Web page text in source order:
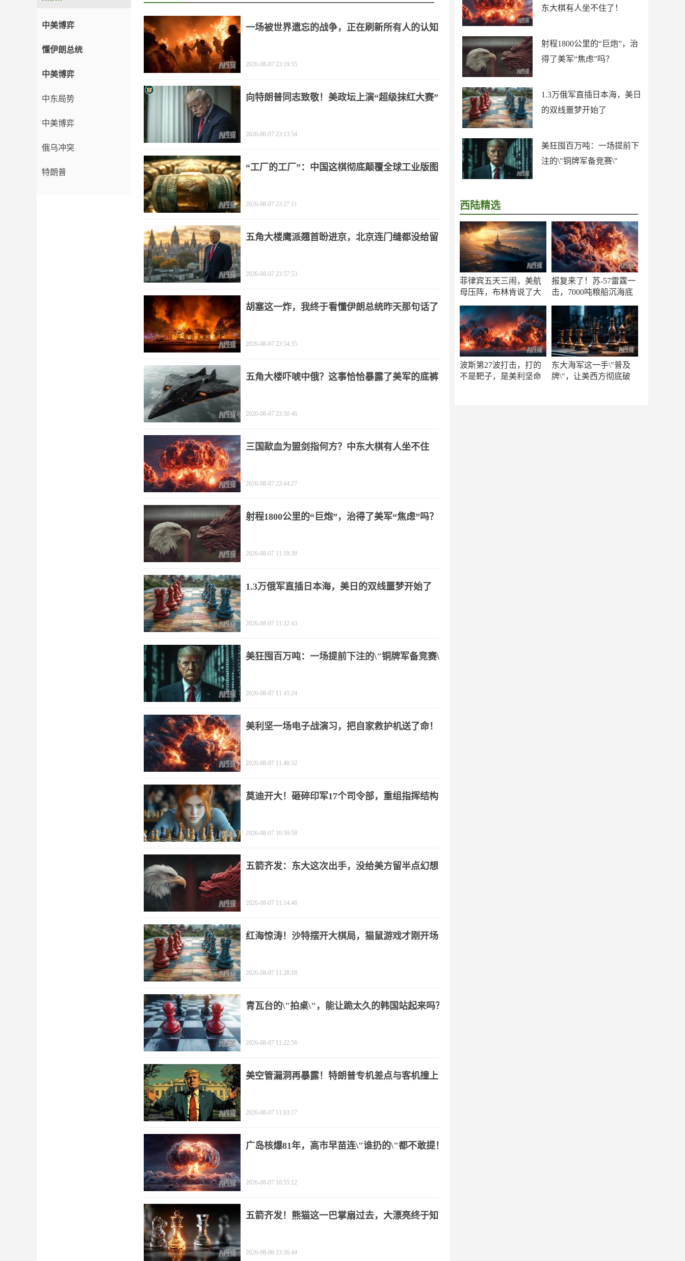
东大棋有人坐不住了！
射程1800公里的“巨炮”，治
得了美军“焦虑”吗？
1.3万俄军直插日本海，美日
的双线噩梦开始了
美狂囤百万吨：一场提前下
注的\"铜牌军备竞赛\"
西陆精选
菲律宾五天三闹，美航
母压阵，布林肯说了大
报复来了！苏-57雷霆一
击，7000吨粮船沉海底
波斯第27波打击，打的
不是靶子，是美利坚命
东大海军这一手\"普及
牌\"，让美西方彻底破
中美博弈
懂伊朗总统
中美博弈
中东局势
中美博弈
俄乌冲突
特朗普
一场被世界遗忘的战争，正在刷新所有人的认知
2026-08-07 23:19:55
向特朗普同志致敬！美政坛上演“超级抹红大赛”
2026-08-07 23:13:54
“工厂的工厂”：中国这棋彻底颠覆全球工业版图
2026-08-07 23:27:11
五角大楼鹰派翘首盼进京，北京连门缝都没给留
2026-08-07 23:57:53
胡塞这一炸，我终于看懂伊朗总统昨天那句话了
2026-08-07 23:54:35
五角大楼吓唬中俄？这事恰恰暴露了美军的底裤
2026-08-07 23:50:46
三国歃血为盟剑指何方？中东大棋有人坐不住
2026-08-07 23:44:27
射程1800公里的“巨炮”，治得了美军“焦虑”吗？
2026-08-07 11:19:39
1.3万俄军直插日本海，美日的双线噩梦开始了
2026-08-07 11:32:43
美狂囤百万吨：一场提前下注的\"铜牌军备竞赛\"
2026-08-07 11:45:24
美利坚一场电子战演习，把自家救护机送了命！
2026-08-07 11:40:32
莫迪开大！砸碎印军17个司令部，重组指挥结构
2026-08-07 10:59:58
五箭齐发：东大这次出手，没给美方留半点幻想
2026-08-07 11:14:46
红海惊涛！沙特摆开大棋局，猫鼠游戏才刚开场
2026-08-07 11:28:18
青瓦台的\"拍桌\"，能让跪太久的韩国站起来吗？
2026-08-07 11:22:56
美空管漏洞再暴露！特朗普专机差点与客机撞上
2026-08-07 11:03:17
广岛核爆81年，高市早苗连\"谁扔的\"都不敢提！
2026-08-07 10:55:12
五箭齐发！熊猫这一巴掌扇过去，大漂亮终于知
2026-08-06 23:56:44